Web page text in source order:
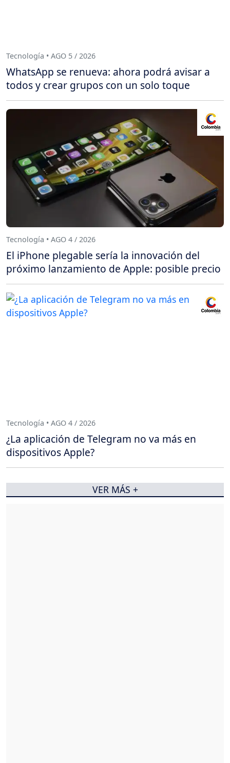
Tecnología • AGO 5 / 2026
WhatsApp se renueva: ahora podrá avisar a
todos y crear grupos con un solo toque
Tecnología • AGO 4 / 2026
El iPhone plegable sería la innovación del
próximo lanzamiento de Apple: posible precio
Tecnología • AGO 4 / 2026
¿La aplicación de Telegram no va más en
dispositivos Apple?
VER MÁS +